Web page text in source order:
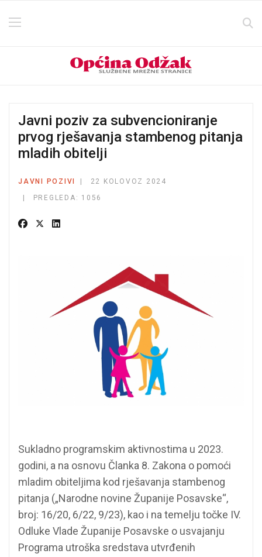
Javni poziv za subvencioniranje
prvog rješavanja stambenog pitanja
mladih obitelji
JAVNI POZIVI
22 KOLOVOZ 2024
PREGLEDA: 1056
Sukladno programskim aktivnostima u 2023.
godini, a na osnovu Članka 8. Zakona o pomoći
mladim obiteljima kod rješavanja stambenog
pitanja („Narodne novine Županije Posavske“,
broj: 16/20, 6/22, 9/23), kao i na temelju točke IV.
Odluke Vlade Županije Posavske o usvajanju
Programa utroška sredstava utvrđenih